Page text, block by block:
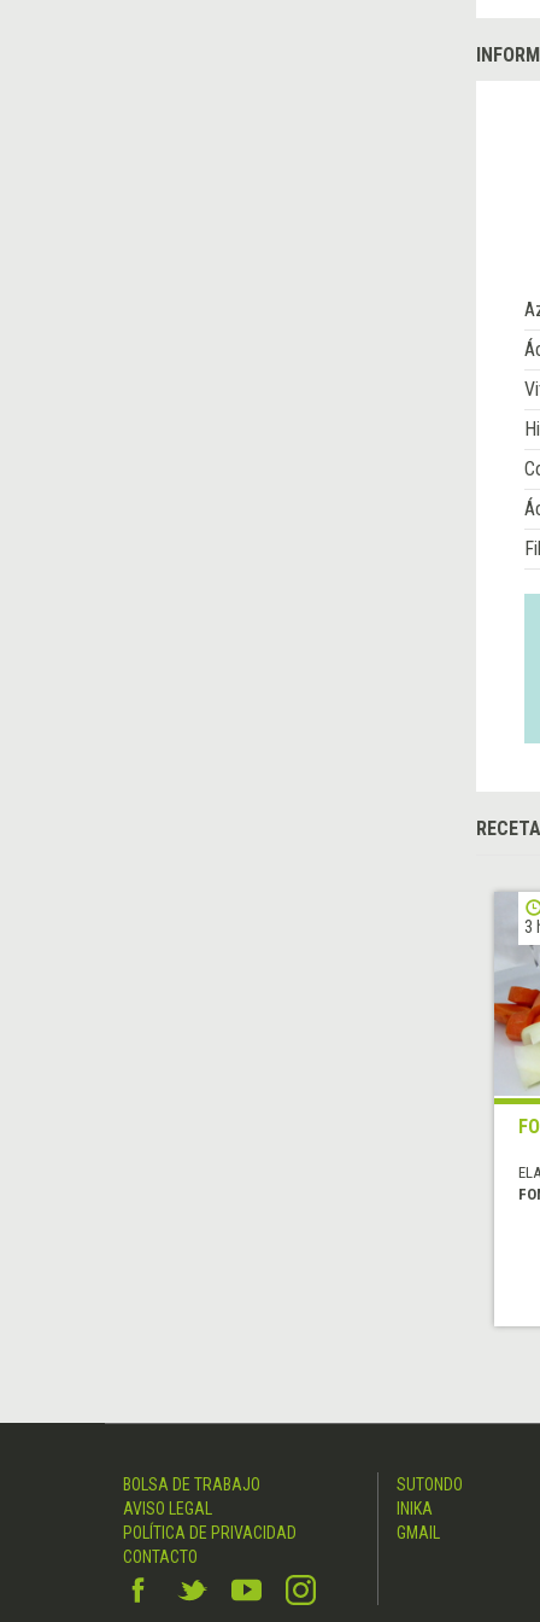
3
BOLSA DE TRABAJO
AVISO LEGAL
POLÍTICA DE PRIVACIDAD
CONTACTO
SUTONDO
INIKA
GMAIL